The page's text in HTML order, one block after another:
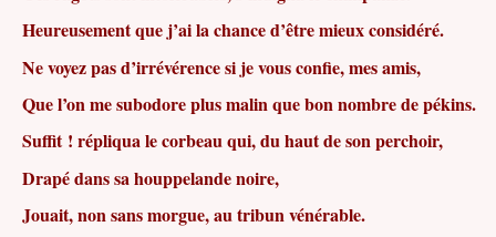
Heureusement que j’ai la chance d’être mieux considéré.
Ne voyez pas d’irrévérence si je vous confie, mes amis,
Que l’on me subodore plus malin que bon nombre de pékins.
Suffit ! répliqua le corbeau qui, du haut de son perchoir,
Drapé dans sa houppelande noire,
Jouait, non sans morgue, au tribun vénérable.